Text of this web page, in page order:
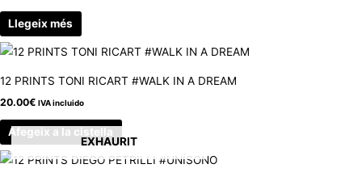
Llegeix més
12 PRINTS TONI RICART #WALK IN A DREAM
20.00€ IVA incluido
Afegeix a la cistella
EXHAURIT